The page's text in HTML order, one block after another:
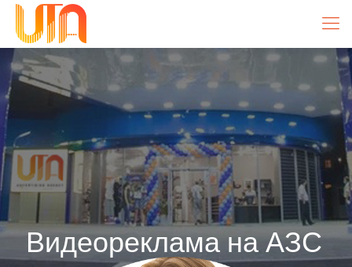
Видеореклама на АЗС